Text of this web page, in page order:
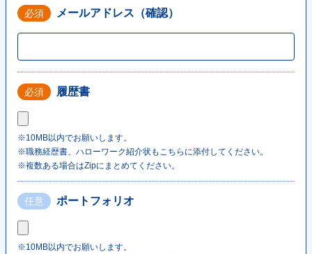
必須 メールアドレス（確認）
必須 履歴書
※10MB以内でお願いします。
※職務経歴書、ハローワーク紹介状もこちらに添付してください。
※複数ある場合はZipにまとめてください。
任意 ポートフォリオ
※10MB以内でお願いします。
srcset="https://hajimecreate.com/wp-content/themes/wp-hajime2021/
<source media="(max-width: 1023px)"
<source type="image/webp"
srcset="https://hajimecreate.com/wp-content/themes/wp-hajime2021/
<img src="https://hajimecreate.com/wp-content/themes/wp-
</picture>
<p class="topNav-txt1">
<svg>
</svg>